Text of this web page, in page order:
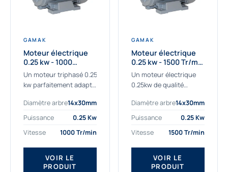
GAMAK
Moteur électrique
0.25 kw - 1000
Tr/min - 230/400V -
IE2
Un moteur triphasé 0.25
kw parfaitement adapté
sévères. Notre
important stock de
permet de livrer
rapidement tous types
de moteurs.
Ce moteur...
Diamètre arbre14x30mm
Puissance
0.25 Kw
Vitesse
1000 Tr/min
VOIR LE
PRODUIT
GAMAK
Moteur électrique
0.25 kw - 1500 Tr/min
- 230/400V - IE2
Un moteur électrique
0.25kw de qualité
professionnels. Notre
gamme de moteurs
sélectionné pour la très
haute...
Diamètre arbre14x30mm
Puissance
0.25 Kw
Vitesse
1500 Tr/min
VOIR LE
PRODUIT